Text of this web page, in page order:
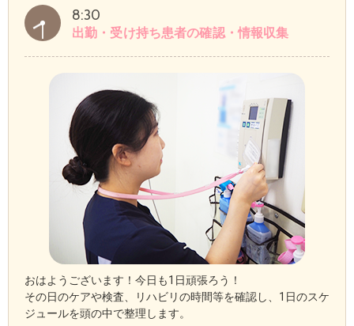
8:30
出勤・受け持ち患者の確認・情報収集
おはようございます！今日も1日頑張ろう！
その日のケアや検査、リハビリの時間等を確認し、1日のスケ
ジュールを頭の中で整理します。